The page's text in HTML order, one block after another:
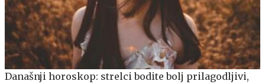
Današnji horoskop: strelci bodite bolj prilagodljivi,